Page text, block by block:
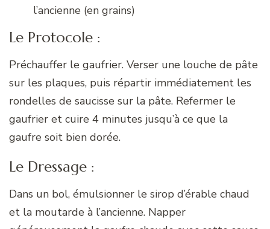
l’ancienne (en grains)
Le Protocole :
Préchauffer le gaufrier. Verser une louche de pâte
sur les plaques, puis répartir immédiatement les
rondelles de saucisse sur la pâte. Refermer le
gaufrier et cuire 4 minutes jusqu’à ce que la
gaufre soit bien dorée.
Le Dressage :
Dans un bol, émulsionner le sirop d’érable chaud
et la moutarde à l’ancienne. Napper